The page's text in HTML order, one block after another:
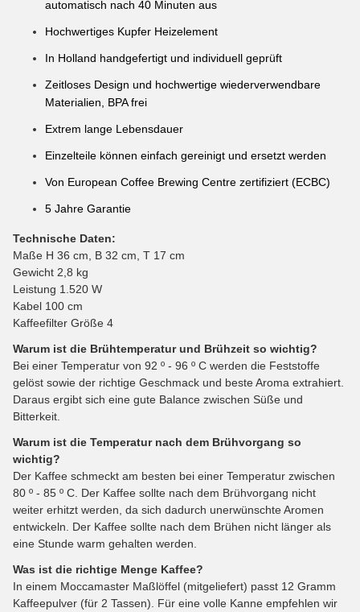
automatisch nach 40 Minuten aus
Hochwertiges Kupfer Heizelement
In Holland handgefertigt und individuell geprüft
Zeitloses Design und hochwertige wiederverwendbare
Materialien, BPA frei
Extrem lange Lebensdauer
Einzelteile können einfach gereinigt und ersetzt werden
Von European Coffee Brewing Centre zertifiziert (ECBC)
5 Jahre Garantie
Technische Daten:
Maße H 36 cm, B 32 cm, T 17 cm
Gewicht 2,8 kg
Leistung 1.520 W
Kabel 100 cm
Kaffeefilter Größe 4
Warum ist die Brühtemperatur und Brühzeit so wichtig?
Bei einer Temperatur von 92 º - 96 º C werden die Feststoffe
gelöst sowie der richtige Geschmack und beste Aroma extrahiert.
Daraus ergibt sich eine gute Balance zwischen Süße und
Bitterkeit.
Warum ist die Temperatur nach dem Brühvorgang so
wichtig?
Der Kaffee schmeckt am besten bei einer Temperatur zwischen
80 º - 85 º C. Der Kaffee sollte nach dem Brühvorgang nicht
weiter erhitzt werden, da sich dadurch unerwünschte Aromen
entwickeln. Der Kaffee sollte nach dem Brühen nicht länger als
eine Stunde warm gehalten werden.
Was ist die richtige Menge Kaffee?
In einem Moccamaster Maßlöffel (mitgeliefert) passt 12 Gramm
Kaffeepulver (für 2 Tassen). Für eine volle Kanne empfehlen wir